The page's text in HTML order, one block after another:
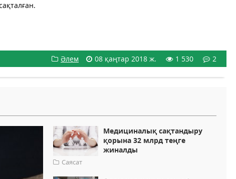
Әлем
08 қаңтар 2018 ж. 1 530 2
Медициналық сақтандыру
қорына 32 млрд теңге
жиналды
Саясат